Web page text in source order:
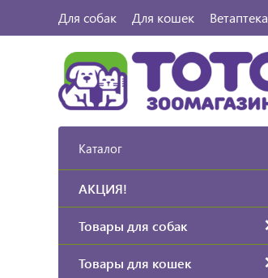
Для собак Для кошек Ветаптека
Каталог
АКЦИЯ!
Товары для собак
Товары для кошек